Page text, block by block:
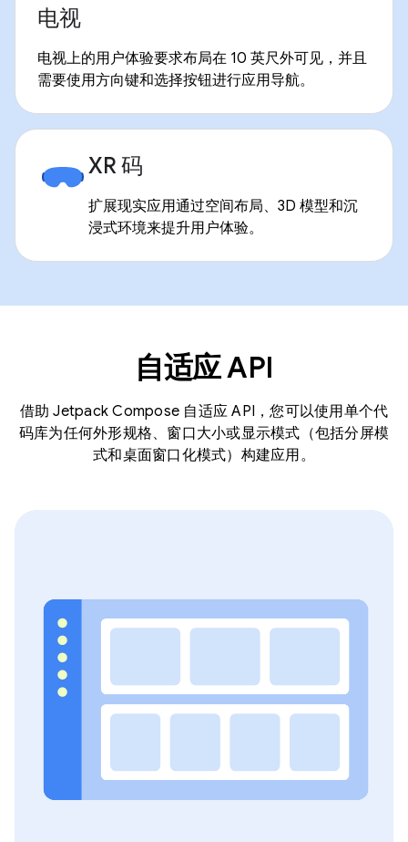
电视
电视上的用户体验要求布局在 10 英尺外可见，并且
需要使用方向键和选择按钮进行应用导航。
XR 码
扩展现实应用通过空间布局、3D 模型和沉
浸式环境来提升用户体验。
自适应 API
借助 Jetpack Compose 自适应 API，您可以使用单个代
码库为任何外形规格、窗口大小或显示模式（包括分屏模
式和桌面窗口化模式）构建应用。